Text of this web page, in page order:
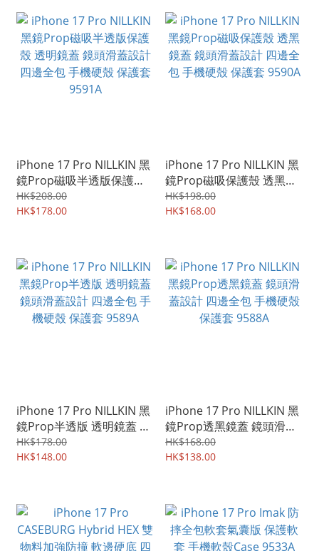
iPhone 17 Pro NILLKIN 黑
鏡Prop磁吸半透版保護殼
透明鏡蓋 鏡頭滑蓋設計 四
邊全包 手機硬殼 保護套
HK$208.00
HK$178.00
iPhone 17 Pro NILLKIN 黑
鏡Prop磁吸保護殼 透黑鏡
蓋 鏡頭滑蓋設計 四邊全包
手機硬殼 保護套 9590A
HK$198.00
HK$168.00
iPhone 17 Pro NILLKIN 黑
鏡Prop半透版 透明鏡蓋 鏡
頭滑蓋設計 四邊全包 手機
硬殼 保護套 9589A
HK$178.00
HK$148.00
iPhone 17 Pro NILLKIN 黑
鏡Prop透黑鏡蓋 鏡頭滑蓋
設計 四邊全包 手機硬殼 保
護套 9588A
HK$168.00
HK$138.00